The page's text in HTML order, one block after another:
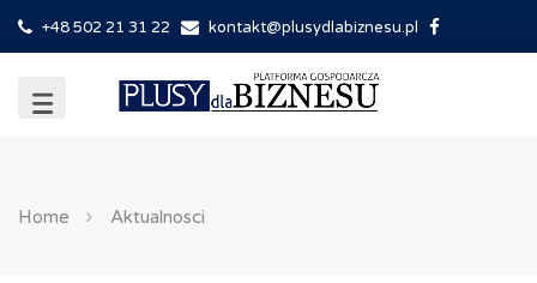
+48 502 21 31 22 kontakt@plusydlabiznesu.pl
Home Aktualnosci